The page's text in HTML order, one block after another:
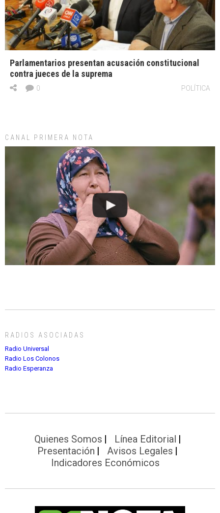
Parlamentarios presentan acusación constitucional
contra jueces de la suprema
POLÍTICA
0
CANAL PRIMERA NOTA
RADIOS ASOCIADAS
Radio Universal
Radio Los Colonos
Radio Esperanza
Quienes Somos
Línea Editorial
Presentación
Avisos Legales
Indicadores Económicos